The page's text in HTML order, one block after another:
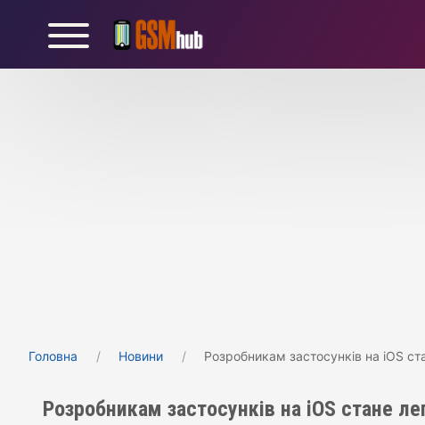
Головна Новини Розробникам застосунків на iOS
Розробникам застосунків на iOS стане